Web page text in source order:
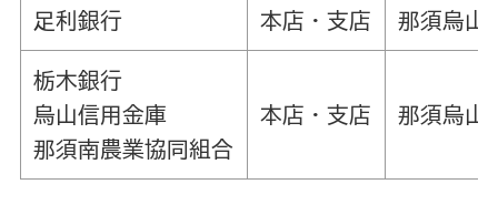
足利銀行 本店・支店 那須烏山
栃木銀行
烏山信用金庫
那須南農業協同組合
本店・支店 那須烏山